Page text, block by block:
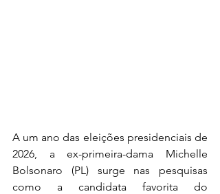
A um ano das eleições presidenciais de
2026, a ex-primeira-dama Michelle
Bolsonaro (PL) surge nas pesquisas
como a candidata favorita do